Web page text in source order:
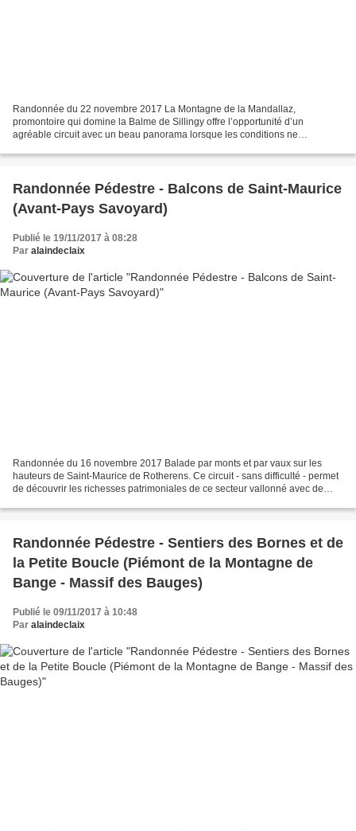
Randonnée du 22 novembre 2017 La Montagne de la Mandallaz,
promontoire qui domine la Balme de Sillingy offre l’opportunité d’un
agréable circuit avec un beau panorama lorsque les conditions ne
Randonnée Pédestre - Balcons de Saint-Maurice
(Avant-Pays Savoyard)
Publié le 19/11/2017 à 08:28
Par alaindeclaix
Randonnée du 16 novembre 2017 Balade par monts et par vaux sur les
hauteurs de Saint-Maurice de Rotherens. Ce circuit - sans difficulté - permet
de découvrir les richesses patrimoniales de ce secteur vallonné avec de
Randonnée Pédestre - Sentiers des Bornes et de
la Petite Boucle (Piémont de la Montagne de
Bange - Massif des Bauges)
Publié le 09/11/2017 à 10:48
Par alaindeclaix